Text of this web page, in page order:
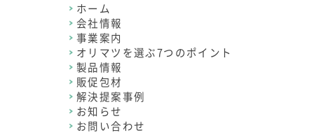
ホーム
会社情報
事業案内
オリマツを選ぶ7つのポイント
製品情報
販促包材
解決提案事例
お知らせ
お問い合わせ